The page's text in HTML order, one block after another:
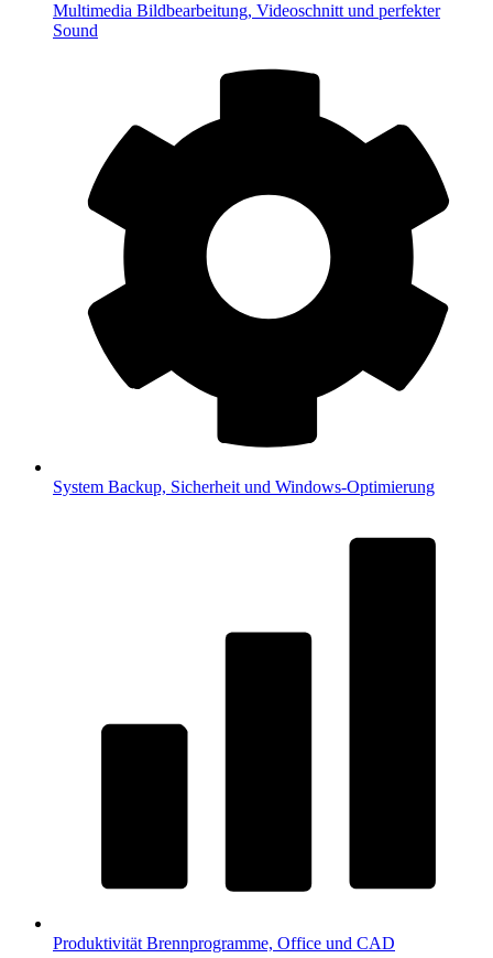
Multimedia Bildbearbeitung, Videoschnitt und perfekter
Sound
System Backup, Sicherheit und Windows-Optimierung
Produktivität Brennprogramme, Office und CAD